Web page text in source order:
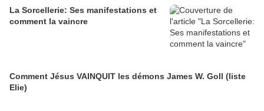
La Sorcellerie: Ses manifestations et
comment la vaincre
Comment Jésus VAINQUIT les démons James W. Goll (liste
Elie)